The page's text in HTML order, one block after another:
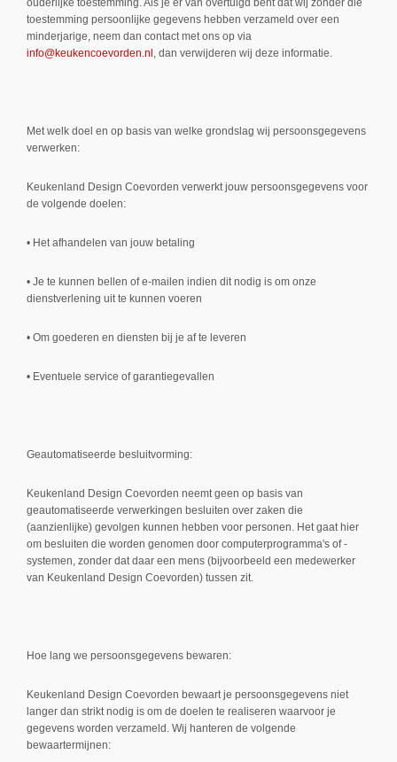
ouderlijke toestemming. Als je er van overtuigd bent dat wij zonder die
toestemming persoonlijke gegevens hebben verzameld over een
minderjarige, neem dan contact met ons op via
info@keukencoevorden.nl , dan verwijderen wij deze informatie.
Met welk doel en op basis van welke grondslag wij persoonsgegevens
verwerken:
Keukenland Design Coevorden verwerkt jouw persoonsgegevens voor
de volgende doelen:
• Het afhandelen van jouw betaling
• Je te kunnen bellen of e-mailen indien dit nodig is om onze
dienstverlening uit te kunnen voeren
• Om goederen en diensten bij je af te leveren
• Eventuele service of garantiegevallen
Geautomatiseerde besluitvorming:
Keukenland Design Coevorden neemt geen op basis van
geautomatiseerde verwerkingen besluiten over zaken die
(aanzienlijke) gevolgen kunnen hebben voor personen. Het gaat hier
om besluiten die worden genomen door computerprogramma's of -
systemen, zonder dat daar een mens (bijvoorbeeld een medewerker
van Keukenland Design Coevorden) tussen zit.
Hoe lang we persoonsgegevens bewaren:
Keukenland Design Coevorden bewaart je persoonsgegevens niet
langer dan strikt nodig is om de doelen te realiseren waarvoor je
gegevens worden verzameld. Wij hanteren de volgende
bewaartermijnen: